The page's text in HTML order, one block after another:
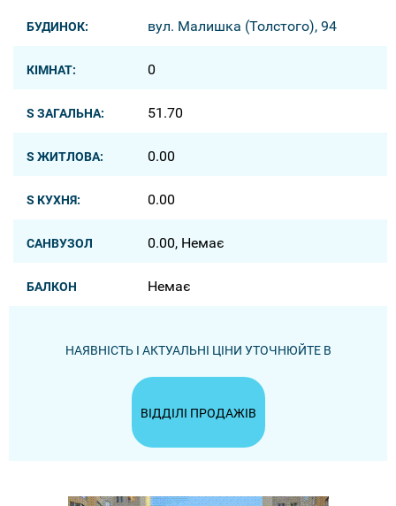
БУДИНОК: вул. Малишка (Толстого), 94
КІМНАТ: 0
S ЗАГАЛЬНА: 51.70
S ЖИТЛОВА: 0.00
S КУХНЯ: 0.00
САНВУЗОЛ 0.00, Немає
БАЛКОН Немає
НАЯВНІСТЬ І АКТУАЛЬНІ ЦІНИ УТОЧНЮЙТЕ В
ВІДДІЛІ ПРОДАЖІВ